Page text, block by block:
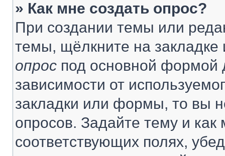
» Как мне создать опрос?
При создании темы или
темы, щёлкните на
опрос под основной формой
зависимости от
закладки или формы, то вы
опросов. Задайте тему и
соответствующих полях,